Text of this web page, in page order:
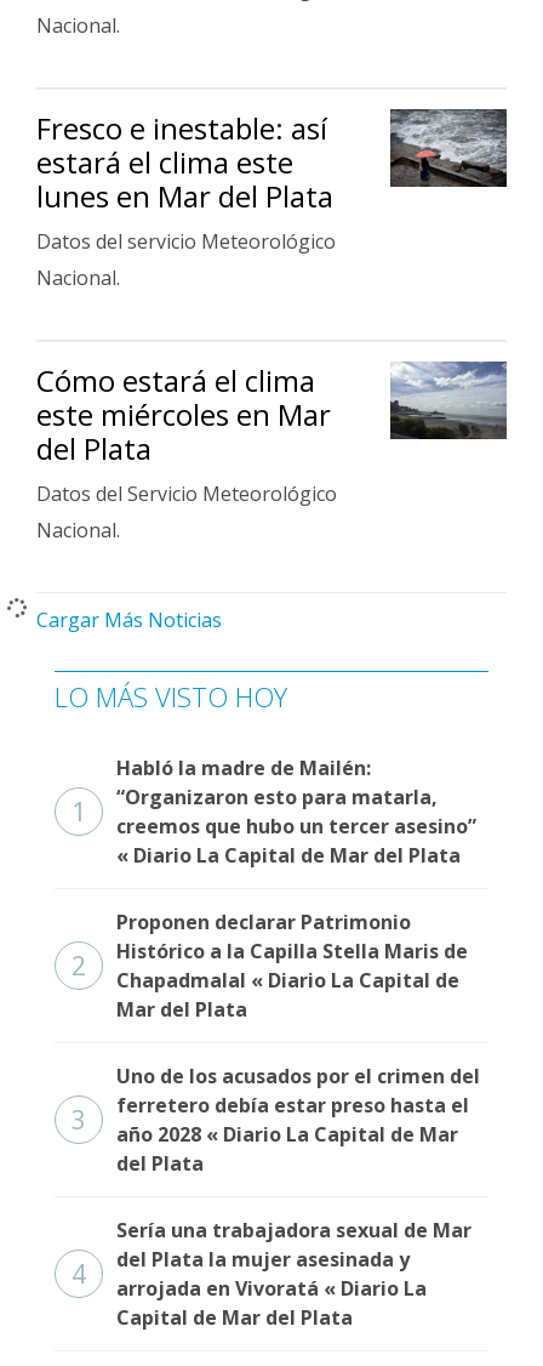
Nacional.
Fresco e inestable: así
estará el clima este
lunes en Mar del Plata
Datos del servicio Meteorológico
Nacional.
Cómo estará el clima
este miércoles en Mar
del Plata
Datos del Servicio Meteorológico
Nacional.
Cargar Más Noticias
LO MÁS VISTO HOY
1
Habló la madre de Mailén:
“Organizaron esto para matarla,
creemos que hubo un tercer asesino”
« Diario La Capital de Mar del Plata
2
Proponen declarar Patrimonio
Histórico a la Capilla Stella Maris de
Chapadmalal « Diario La Capital de
Mar del Plata
3
Uno de los acusados por el crimen del
ferretero debía estar preso hasta el
año 2028 « Diario La Capital de Mar
del Plata
4
Sería una trabajadora sexual de Mar
del Plata la mujer asesinada y
arrojada en Vivoratá « Diario La
Capital de Mar del Plata